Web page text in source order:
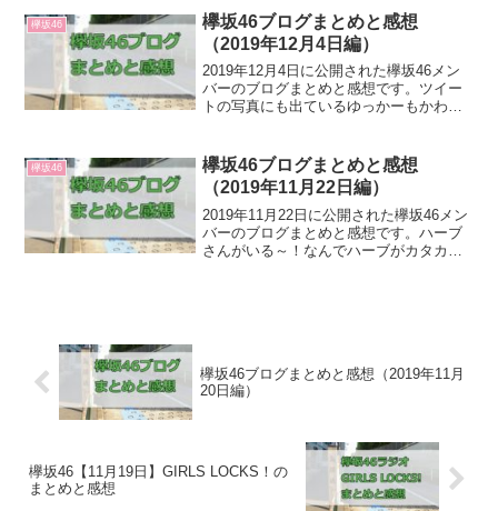
祭での裏話が書いてあったのが良かっ
た...
欅坂46
欅坂46ブログまとめと感想
（2019年12月4日編）
2019年12月4日に公開された欅坂46メン
バーのブログまとめと感想です。ツイー
トの写真にも出ているゆっかーもかわい
て良き良き。ゆいぽんと理佐に手を引か
れるゆっかー（...
欅坂46
欅坂46ブログまとめと感想
（2019年11月22日編）
2019年11月22日に公開された欅坂46メン
バーのブログまとめと感想です。ハーブ
さんがいる～！なんでハーブがカタカナ
欅坂46ブログまとめと感想（2019年11月
20日編）
欅坂46【11月19日】GIRLS LOCKS！の
まとめと感想